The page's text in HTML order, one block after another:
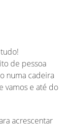
de pessoa
numa cadeira
vamos e até do
acrescentar